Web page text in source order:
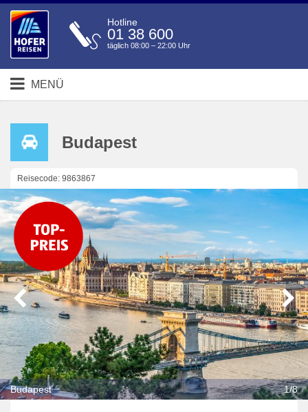
Hotline
01 38 600
täglich 08:00 – 22:00 Uhr
MENÜ
Budapest
Reisecode: 9863867
Budapest 1/8